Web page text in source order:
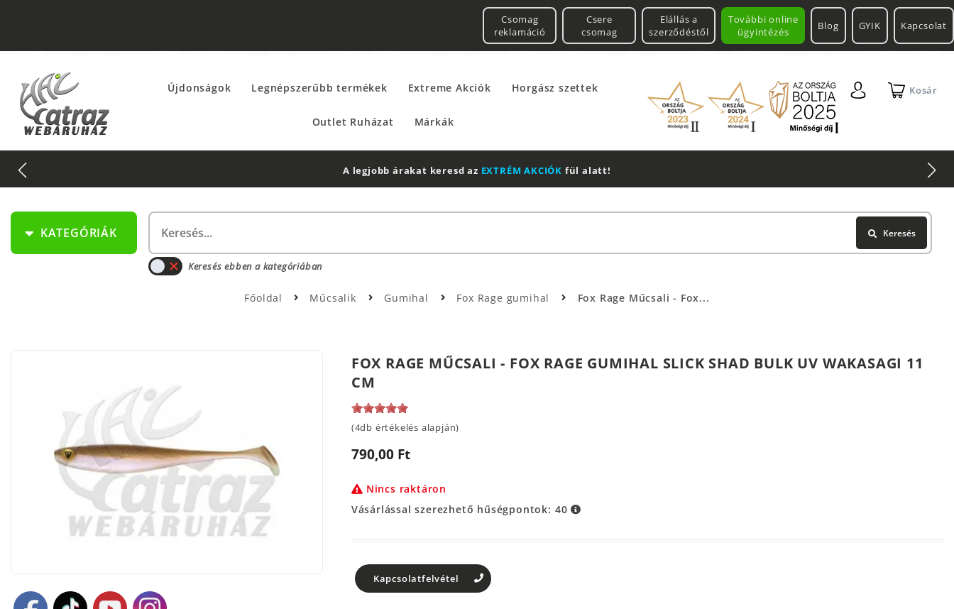
További online
ügyintézés
Csomag
reklamáció
Csere
csomag
Elállás a
szerződéstől
Blog GYIK Kapcsolat
Újdonságok Legnépszerűbb termékek Extreme Akciók Horgász szettek
Outlet Ruházat Márkák
Kosár
A legjobb árakat keresd az EXTRÉM AKCIÓK fül alatt!
KATEGÓRIÁK Keresés
Keresés ebben a kategóriában
Főoldal Műcsalik Gumihal Fox Rage gumihal Fox Rage Műcsali - Fox...
FOX RAGE MŰCSALI - FOX RAGE GUMIHAL SLICK SHAD BULK UV WAKASAGI 11
CM
(4db értékelés alapján)
790,00 Ft
Nincs raktáron
Vásárlással szerezhető hűségpontok: 40
Kapcsolatfelvétel